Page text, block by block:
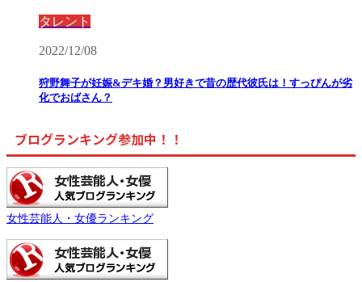
タレント
2022/12/08
狩野舞子が妊娠&デキ婚？男好きで昔の歴代彼氏は！すっぴんが劣
化でおばさん？
ブログランキング参加中！！
女性芸能人・女優ランキング